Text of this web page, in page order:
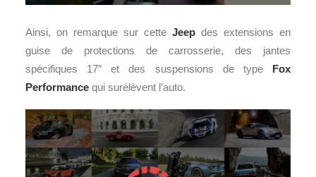
Ainsi, on remarque sur cette Jeep des extensions en
guise de protections de carrosserie, des jantes
spécifiques 17″ et des suspensions de type Fox
Performance qui surélèvent l’auto.